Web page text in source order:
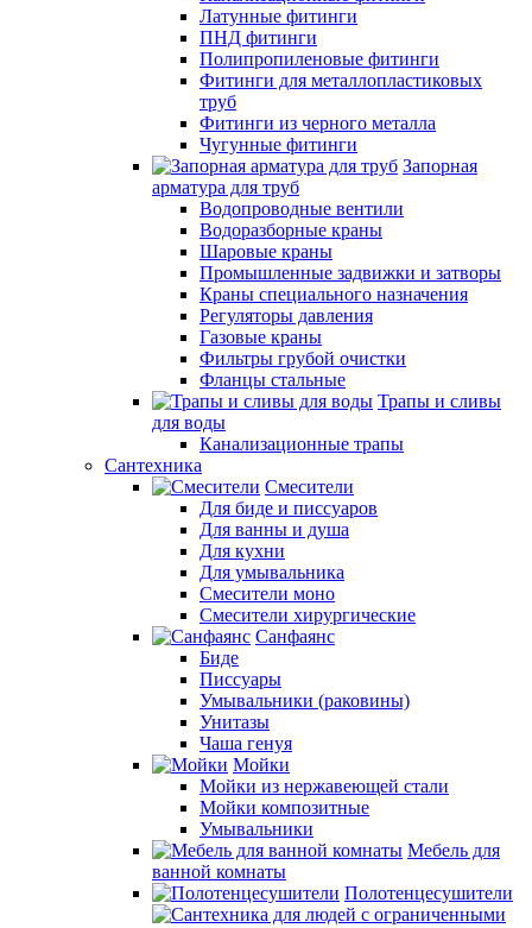
Латунные фитинги
ПНД фитинги
Полипропиленовые фитинги
Фитинги для металлопластиковых
труб
Фитинги из черного металла
Чугунные фитинги
Запорная
арматура для труб
Водопроводные вентили
Водоразборные краны
Шаровые краны
Промышленные задвижки и затворы
Краны специального назначения
Регуляторы давления
Газовые краны
Фильтры грубой очистки
Фланцы стальные
Трапы и сливы
для воды
Канализационные трапы
Сантехника
Смесители
Для биде и писсуаров
Для ванны и душа
Для кухни
Для умывальника
Смесители моно
Смесители хирургические
Санфаянс
Биде
Писсуары
Умывальники (раковины)
Унитазы
Чаша генуя
Мойки
Мойки из нержавеющей стали
Мойки композитные
Умывальники
Мебель для
ванной комнаты
Полотенцесушители